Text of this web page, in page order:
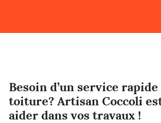
Besoin d’un service
toiture? Artisan Coccoli
aider dans vos travaux !